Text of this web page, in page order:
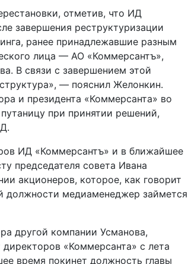
отметив, что ИД
завершения реструктуризации
ранее принадлежавшие разным
лица — АО «Коммерсантъ»,
В связи с завершением этой
— пояснил Желонкин.
и президента «Коммерсанта» во
при принятии решений,
ИД «Коммерсантъ» и в ближайшее
председателя совета Ивана
акционеров, которое, как говорит
должности медиаменеджер займется
другой компании Усманова,
«Коммерсанта» с лета
время покинет должность главы